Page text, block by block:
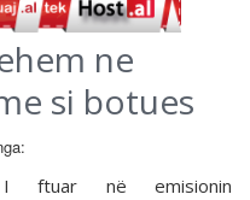
ne
si botues
I ftuar në emisionin